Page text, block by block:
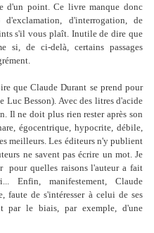
d'un point. Ce livre manque donc
d'interrogation, de
s'il vous plaît. Inutile de dire que
si, de ci-delà, certains passages
que Claude Durant se prend pour
Besson). Avec des litres d'acide
Il ne doit plus rien rester après son
égocentrique, hypocrite, débile,
meilleurs. Les éditeurs n'y publient
ne savent pas écrire un mot. Je
pour quelles raisons l'auteur a fait
Enfin, manifestement, Claude
faute de s'intéresser à celui de ses
par le biais, par exemple, d'une